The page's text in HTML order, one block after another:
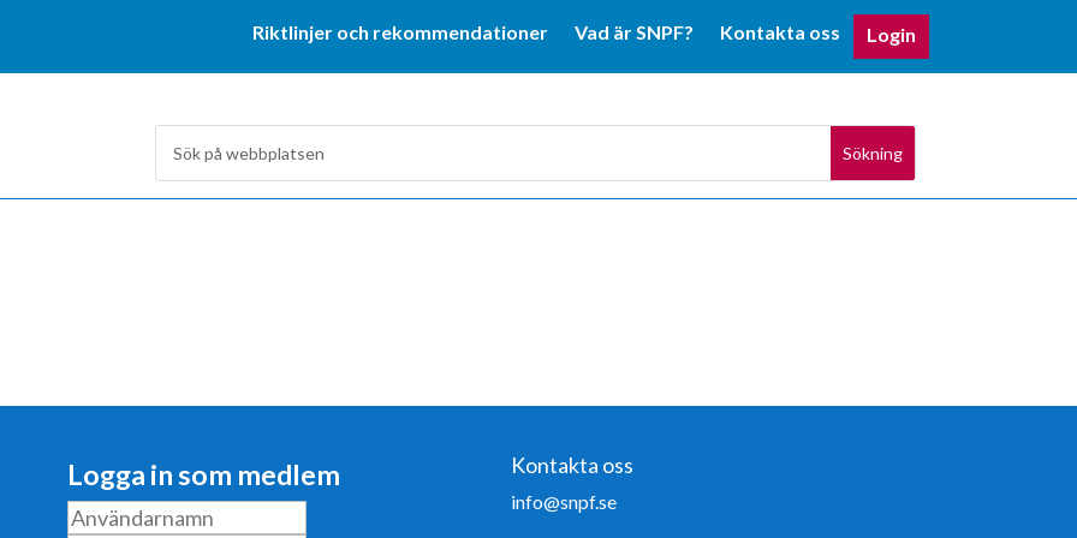
Riktlinjer och rekommendationer Vad är SNPF? Kontakta oss Login
Logga in som medlem Kontakta oss
info@snpf.se